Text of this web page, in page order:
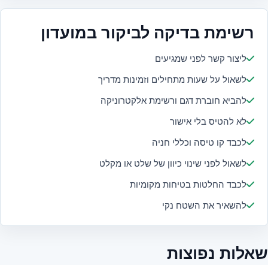
רשימת בדיקה לביקור במועדון
ליצור קשר לפני שמגיעים
לשאול על שעות מתחילים וזמינות מדריך
להביא חוברת דגם ורשימת אלקטרוניקה
לא להטיס בלי אישור
לכבד קו טיסה וכללי חניה
לשאול לפני שינוי כיוון של שלט או מקלט
לכבד החלטות בטיחות מקומיות
להשאיר את השטח נקי
שאלות נפוצות